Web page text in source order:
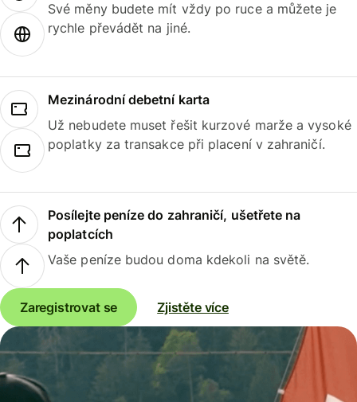
Své měny budete mít vždy po ruce a můžete je
rychle převádět na jiné.
Mezinárodní debetní karta
Už nebudete muset řešit kurzové marže a vysoké
poplatky za transakce při placení v zahraničí.
Posílejte peníze do zahraničí, ušetřete na
poplatcích
Vaše peníze budou doma kdekoli na světě.
Zaregistrovat se Zjistěte více